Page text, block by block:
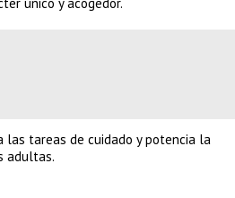
las tareas de cuidado y potencia la
adultas.